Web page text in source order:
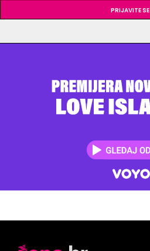
Prijavite se